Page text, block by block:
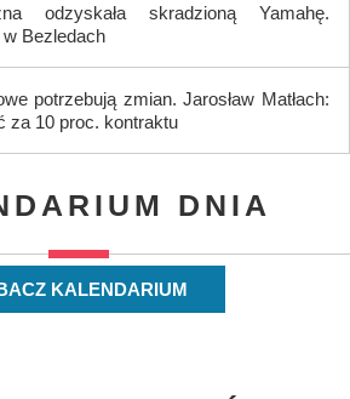
odzyskała skradzioną Yamahę.
w Bezledach
potrzebują zmian. Jarosław Matłach:
za 10 proc. kontraktu
DNIA
KALENDARIUM